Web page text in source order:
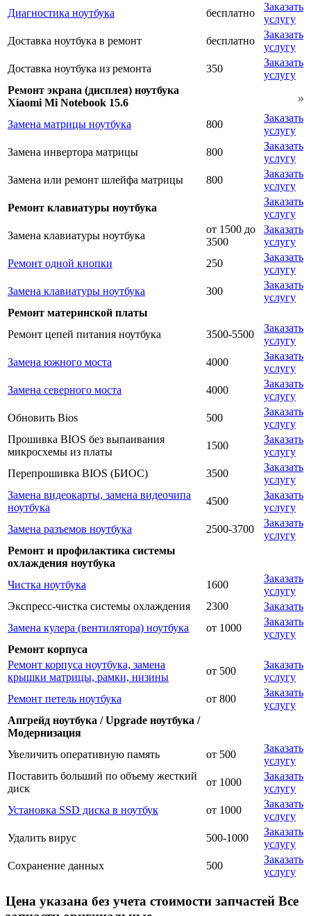
Диагностика ноутбука
бесплатно
Заказать
услугу
Доставка ноутбука в ремонт
бесплатно
Заказать
услугу
Доставка ноутбука из ремонта
350
Заказать
услугу
Ремонт экрана (дисплея) ноутбука
Xiaomi Mi Notebook 15.6
Замена матрицы ноутбука
800
Заказать
услугу
Замена инвертора матрицы
800
Заказать
услугу
Замена или ремонт шлейфа матрицы
800
Заказать
услугу
Ремонт клавиатуры ноутбука
Заказать
услугу
Замена клавиатуры ноутбука
от 1500 до
3500
Заказать
услугу
Ремонт одной кнопки
250
Заказать
услугу
Замена клавиатуры ноутбука
300
Заказать
услугу
Ремонт материнской платы
Ремонт цепей питания ноутбука
3500-5500
Заказать
услугу
Замена южного моста
4000
Заказать
услугу
Замена северного моста
4000
Заказать
услугу
Обновить Bios
500
Заказать
услугу
Прошивка BIOS без выпаивания
микросхемы из платы
1500
Заказать
услугу
Перепрошивка BIOS (БИОС)
3500
Заказать
услугу
Замена видеокарты, замена видеочипа
ноутбука
4500
Заказать
услугу
Замена разъемов ноутбука
2500-3700
Заказать
услугу
Ремонт и профилактика системы
охлаждения ноутбука
Чистка ноутбука
1600
Заказать
услугу
Экспресс-чистка системы охлаждения
2300
Заказать
Замена кулера (вентилятора) ноутбука
от 1000
Заказать
услугу
Ремонт корпуса
Ремонт корпуса ноутбука, замена
крышки матрицы, рамки, низины
от 500
Заказать
услугу
Ремонт петель ноутбука
от 800
Заказать
услугу
Апгрейд ноутбука / Upgrade ноутбука /
Модернизация
Увеличить оперативную память
от 500
Заказать
услугу
Поставить больший по объему жесткий
диск
от 1000
Заказать
услугу
Установка SSD диска в ноутбук
от 1000
Заказать
услугу
Удалить вирус
500-1000
Заказать
услугу
Сохранение данных
500
Заказать
услугу
Цена указана без учета стоимости запчастей Все